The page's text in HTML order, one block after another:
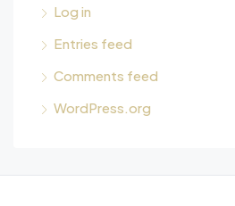
Log in
Entries feed
Comments feed
WordPress.org